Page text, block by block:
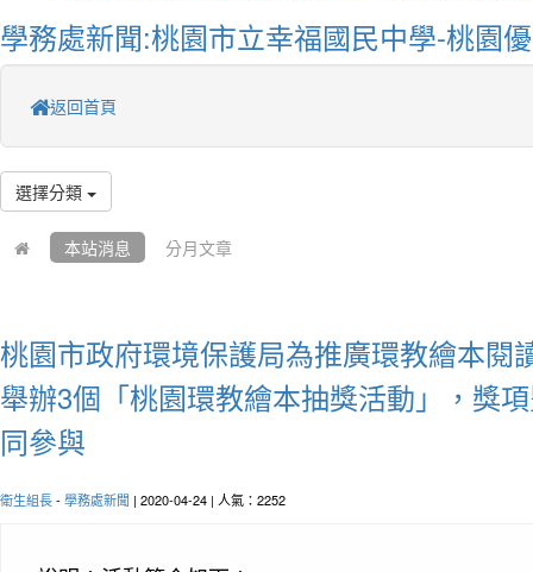
學務處新聞:桃園市立幸福國民中學-桃園
返回首頁
選擇分類
本站消息 分月文章
桃園市政府環境保護局為推廣環教繪本閱
舉辦3個「桃園環教繪本抽獎活動」，獎
同參與
衛生組長- 學務處新聞 | 2020-04-24 | 人氣：2252